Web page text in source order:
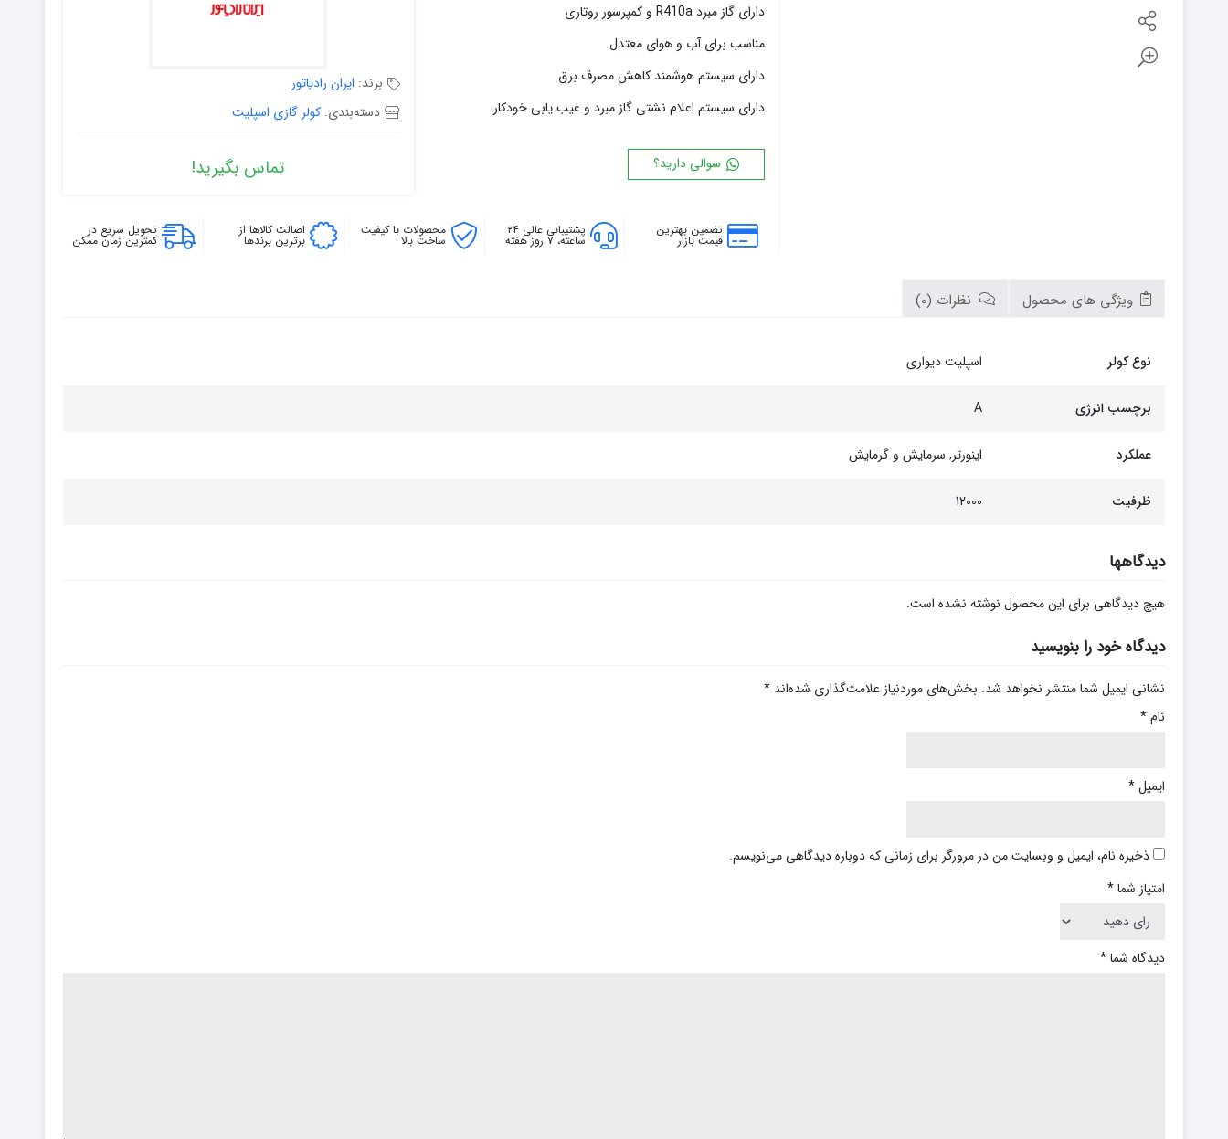
۱۸ پره
۲۰ پره
دارای گاز مبرد R410a و کمپرسور روتاری
مناسب برای آب و هوای معتدل
دارای سیستم هوشمند کاهش مصرف برق
دارای سیستم اعلام نشتی گاز مبرد و عیب یابی خودکار
سوالی دارید؟
برند: ایران رادیاتور
دسته‌بندی:کولر گازی اسپلیت
تماس بگیرید!
تضمین بهترین
قیمت بازار
پشتیبانی عالی ۲۴
ساعته، ۷ روز هفته
محصولات با کیفیت
ساخت بالا
اصالت کالاها از
برترین برندها
تحویل سریع در
کمترین زمان ممکن
ویژگی های محصول نظرات (0)
نوع کولر اسپلیت دیواری
برچسب انرژی A
عملکرد اینورتر, سرمایش و گرمایش
ظرفیت 12000
دیدگاهها
هیچ دیدگاهی برای این محصول نوشته نشده است.
دیدگاه خود را بنویسید
نشانی ایمیل شما منتشر نخواهد شد. بخش‌های موردنیاز علامت‌گذاری شده‌اند *
نام*
ایمیل*
ذخیره نام، ایمیل و وبسایت من در مرورگر برای زمانی که دوباره دیدگاهی می‌نویسم.
امتیاز شما*
دیدگاه شما*